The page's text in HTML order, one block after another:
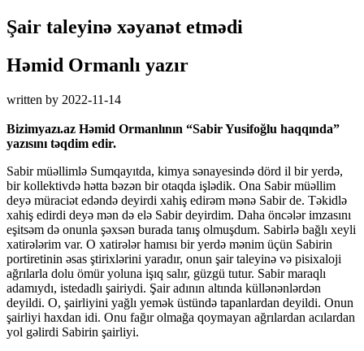
Şair taleyinə xəyanət etmədi
Həmid Ormanlı yazır
written by 2022-11-14
Bizimyazı.az Həmid Ormanlının “Sabir Yusifoğlu haqqında”
yazısını təqdim edir.
Sabir müəllimlə Sumqayıtda, kimya sənayesində dörd il bir yerdə,
bir kollektivdə hətta bəzən bir otaqda işlədik. Ona Sabir müəllim
deyə müraciət edəndə deyirdi xahiş edirəm mənə Sabir de. Təkidlə
xahiş edirdi deyə mən də elə Sabir deyirdim. Daha öncələr imzasını
eşitsəm də onunla şəxsən burada tanış olmuşdum. Sabirlə bağlı xeyli
xatirələrim var. O xatirələr hamısı bir yerdə mənim üçün Sabirin
portiretinin əsas ştirixlərini yaradır, onun şair taleyinə və pisixaloji
ağrılarla dolu ömür yoluna işıq salır, güzgü tutur. Sabir maraqlı
adamıydı, istedadlı şairiydi. Şair adının altında küllənənlərdən
deyildi. O, şairliyini yağlı yemək üstündə tapanlardan deyildi. Onun
şairliyi haxdan idi. Onu fağır olmağa qoymayan ağrılardan acılardan
yol gəlirdi Sabirin şairliyi.